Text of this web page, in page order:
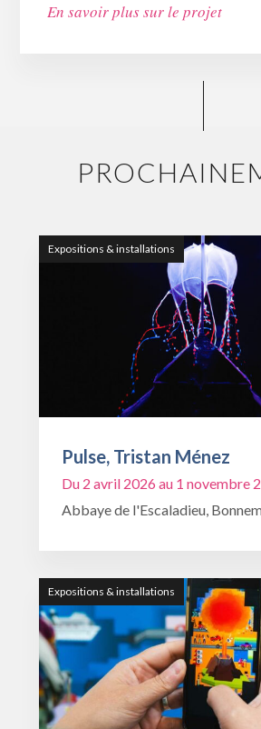
En savoir plus sur le projet
Expositions & installations
Pulse, Tristan Ménez
Du 2 avril 2026 au 1 novembre
Abbaye de l'Escaladieu,
Expositions & installations